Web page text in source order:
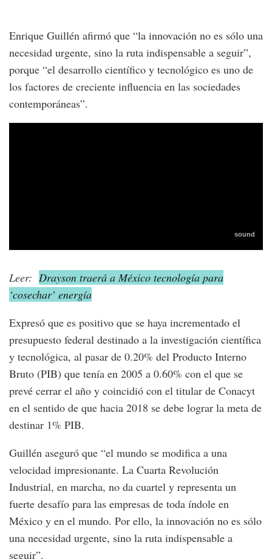
Enrique Guillén afirmó que “la innovación no es sólo una
necesidad urgente, sino la ruta indispensable a seguir”,
porque “el desarrollo científico y tecnológico es uno de
los factores de creciente influencia en las sociedades
contemporáneas”.
Leer: Drayson traerá a México tecnología para
‘cosechar’ energía
Expresó que es positivo que se haya incrementado el
presupuesto federal destinado a la investigación científica
y tecnológica, al pasar de 0.20% del Producto Interno
Bruto (PIB) que tenía en 2005 a 0.60% con el que se
prevé cerrar el año y coincidió con el titular de Conacyt
en el sentido de que hacia 2018 se debe lograr la meta de
destinar 1% PIB.
Guillén aseguró que “el mundo se modifica a una
velocidad impresionante. La Cuarta Revolución
Industrial, en marcha, no da cuartel y representa un
fuerte desafío para las empresas de toda índole en
México y en el mundo. Por ello, la innovación no es sólo
una necesidad urgente, sino la ruta indispensable a
seguir”.